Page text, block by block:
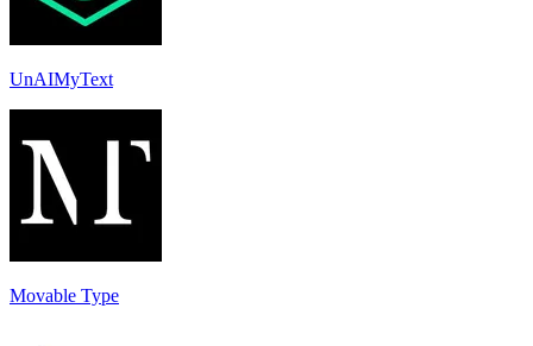
UnAIMyText
Movable Type